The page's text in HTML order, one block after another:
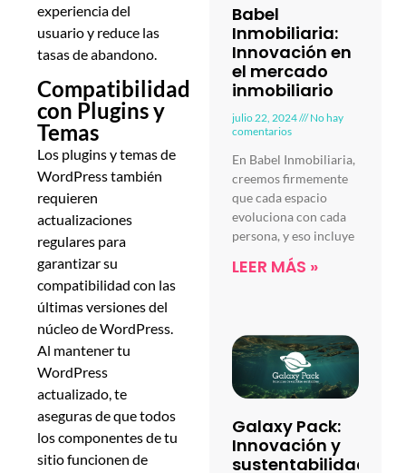
experiencia del
usuario y reduce las
tasas de abandono.
Compatibilidad
con Plugins y
Temas
Los plugins y temas de
WordPress también
requieren
actualizaciones
regulares para
garantizar su
compatibilidad con las
últimas versiones del
núcleo de WordPress.
Al mantener tu
WordPress
actualizado, te
aseguras de que todos
los componentes de tu
sitio funcionen de
Babel
Inmobiliaria:
Innovación en
el mercado
inmobiliario
julio 22, 2024
No hay
comentarios
En Babel Inmobiliaria,
creemos firmemente
que cada espacio
evoluciona con cada
persona, y eso incluye
LEER MÁS »
Galaxy Pack:
Innovación y
sustentabilidad